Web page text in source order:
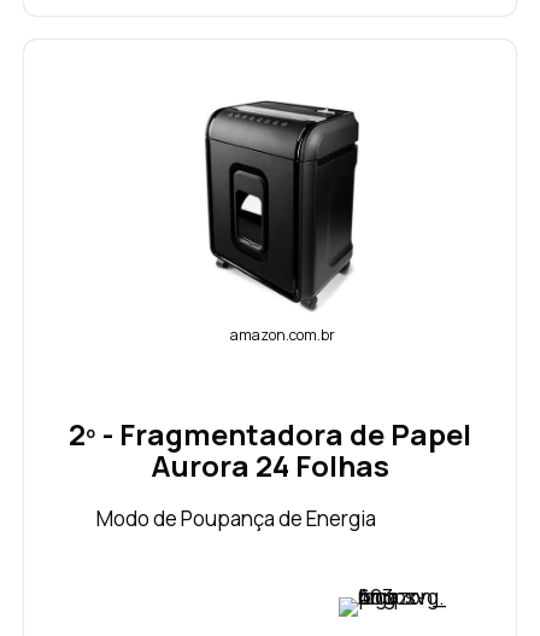
amazon.com.br
2º - Fragmentadora de Papel
Aurora 24 Folhas
Modo de Poupança de Energia